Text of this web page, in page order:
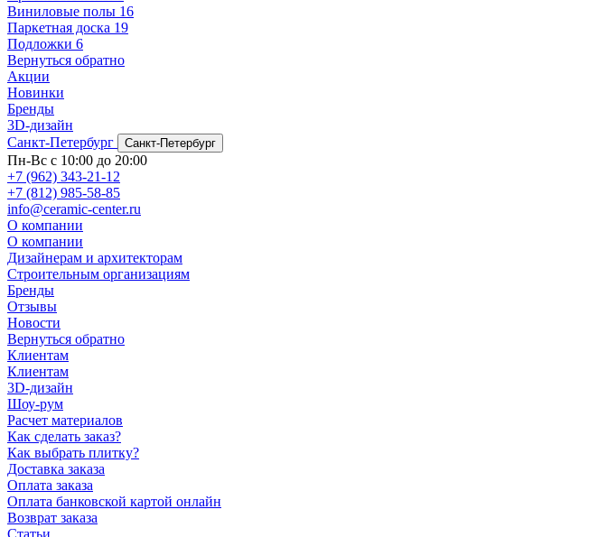
Виниловые полы 16
Паркетная доска 19
Подложки 6
Вернуться обратно
Акции
Новинки
Бренды
3D-дизайн
Санкт-Петербург
Санкт-Петербург
Пн-Вс с 10:00 до 20:00
+7 (962) 343-21-12
+7 (812) 985-58-85
info@ceramic-center.ru
О компании
О компании
Дизайнерам и архитекторам
Строительным организациям
Бренды
Отзывы
Новости
Вернуться обратно
Клиентам
Клиентам
3D-дизайн
Шоу-рум
Расчет материалов
Как сделать заказ?
Как выбрать плитку?
Доставка заказа
Оплата заказа
Оплата банковской картой онлайн
Возврат заказа
Статьи